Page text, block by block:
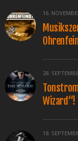
16.
28.
Wizard“!
18.